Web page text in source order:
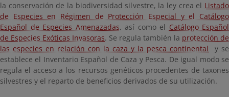
la conservación de la biodiversidad silvestre, la ley crea el Listado
de Especies en Régimen de Protección Especial y el Catálogo
Español de Especies Amenazadas, así como el Catálogo Español
de Especies Exóticas Invasoras. Se regula también la protección de
las especies en relación con la caza y la pesca continental y se
establece el Inventario Español de Caza y Pesca. De igual modo se
regula el acceso a los recursos genéticos procedentes de taxones
silvestres y el reparto de beneficios derivados de su utilización.